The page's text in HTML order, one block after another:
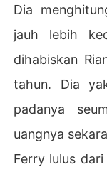
Dia
jauh lebih
dihabiskan
tahun. Dia
padanya
uangnya
Ferry lulus